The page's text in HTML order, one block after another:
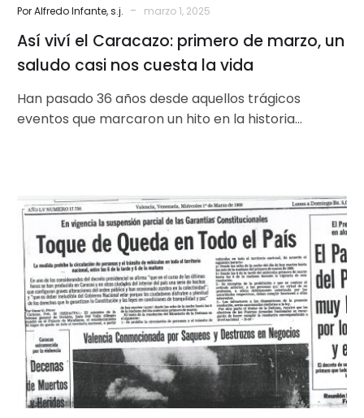
la
vida
Por Alfredo Infante, s.j. - marzo 1, 2025
Así viví el Caracazo: primero de marzo, un
saludo casi nos cuesta la vida
Han pasado 36 años desde aquellos trágicos
eventos que marcaron un hito en la historia
A
36
años
del
Caracazo,
el
estallido
social
que
marcó
a